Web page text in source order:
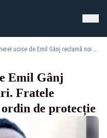
Rudele tinerei ucise de Emil Gânj reclamă noi amenințări. Fratele fugarului, vizat de un ordin de protecție
Emil Gânj
Fratele
de protecție